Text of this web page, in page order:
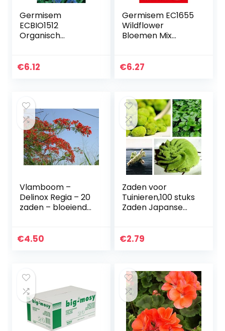
Germisem
ECBIO1512
Organisch
Zaden 1 g
€6.12
Germisem EC1655
Wildflower
Bloemen Mix
€6.27
Vlamboom –
Delinox Regia – 20
zaden – bloeiende
€4.50
Zaden voor
Tuinieren,100 stuks
Zaden Japanse
Spice DIY Home
€2.79